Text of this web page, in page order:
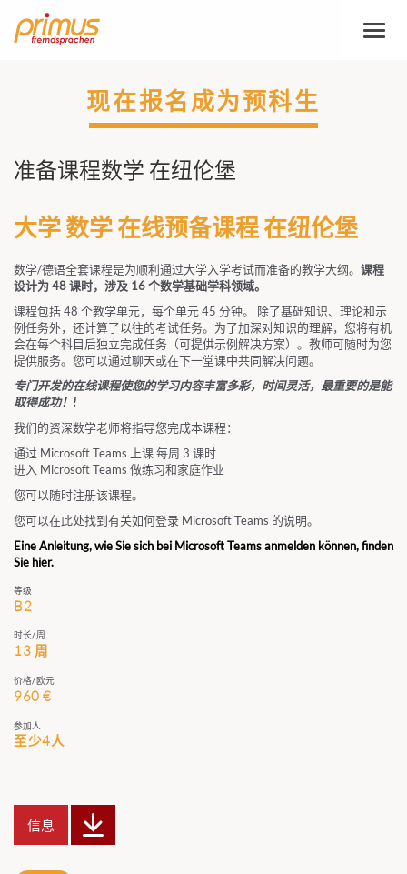
切
现在报名成为预科生
准备课程数学 在纽伦堡
大学 数学 在线预备课程 在纽伦堡
数学/德语全套课程是为顺利通过大学入学考试而准备的教学大纲。 课程
设计为 48 课时，涉及 16 个数学基础学科领域。
课程包括 48 个教学单元，每个单元 45 分钟。 除了基础知识、理论和示
例任务外，还计算了以往的考试任务。为了加深对知识的理解，您将有机
会在每个科目后独立完成任务（可提供示例解决方案）。教师可随时为您
提供服务。您可以通过聊天或在下一堂课中共同解决问题。
专门开发的在线课程使您的学习内容丰富多彩，时间灵活，最重要的是能
取得成功！!
我们的资深数学老师将指导您完成本课程：
通过 Microsoft Teams 上课 每周 3 课时
进入 Microsoft Teams 做练习和家庭作业
您可以随时注册该课程。
您可以在此处找到有关如何登录 Microsoft Teams 的说明。
Eine Anleitung, wie Sie sich bei Microsoft Teams anmelden können, finden
Sie hier.
等级
B2
时长/周
13 周
价格/欧元
960 €
参加人
至少4人
信息